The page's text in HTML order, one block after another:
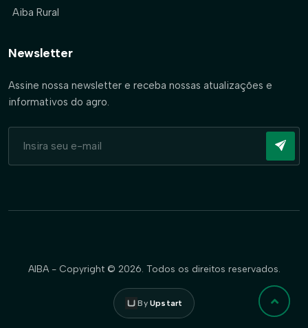
Aiba Rural
Newsletter
Assine nossa newsletter e receba nossas atualizações e
informativos do agro.
AIBA - Copyright © 2026. Todos os direitos reservados.
ByUpstart